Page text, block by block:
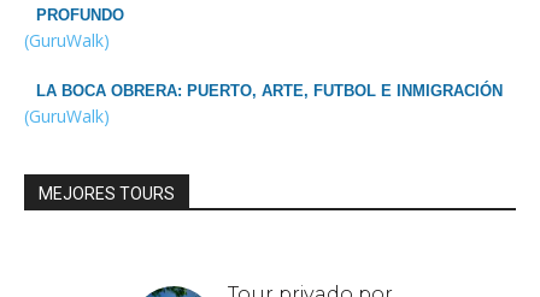
PROFUNDO
(GuruWalk)
LA BOCA OBRERA: PUERTO, ARTE, FUTBOL E INMIGRACIÓN
(GuruWalk)
MEJORES TOURS